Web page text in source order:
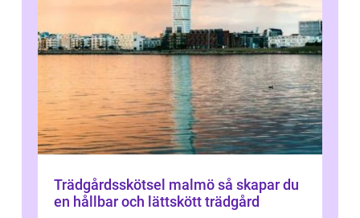
Trädgårdsskötsel malmö så skapar du
en hållbar och lättskött trädgård